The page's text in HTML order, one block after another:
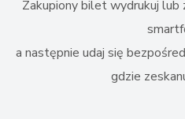
Zakupiony bilet wydrukuj
a następnie udaj się
gdzie